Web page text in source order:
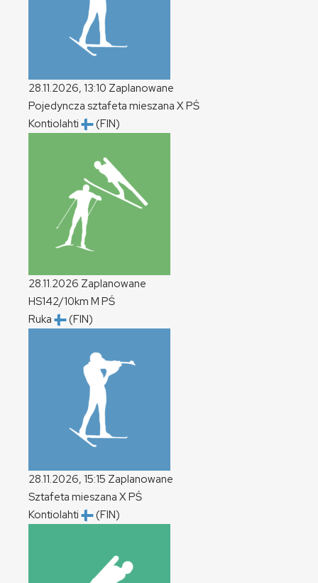
28.11.2026, 13:10 Zaplanowane
Pojedyncza sztafeta mieszana XPŚ
Kontiolahti
(FIN)
28.11.2026 Zaplanowane
HS142/10km M PŚ
Ruka
(FIN)
28.11.2026, 15:15 Zaplanowane
Sztafeta mieszana XPŚ
Kontiolahti
(FIN)